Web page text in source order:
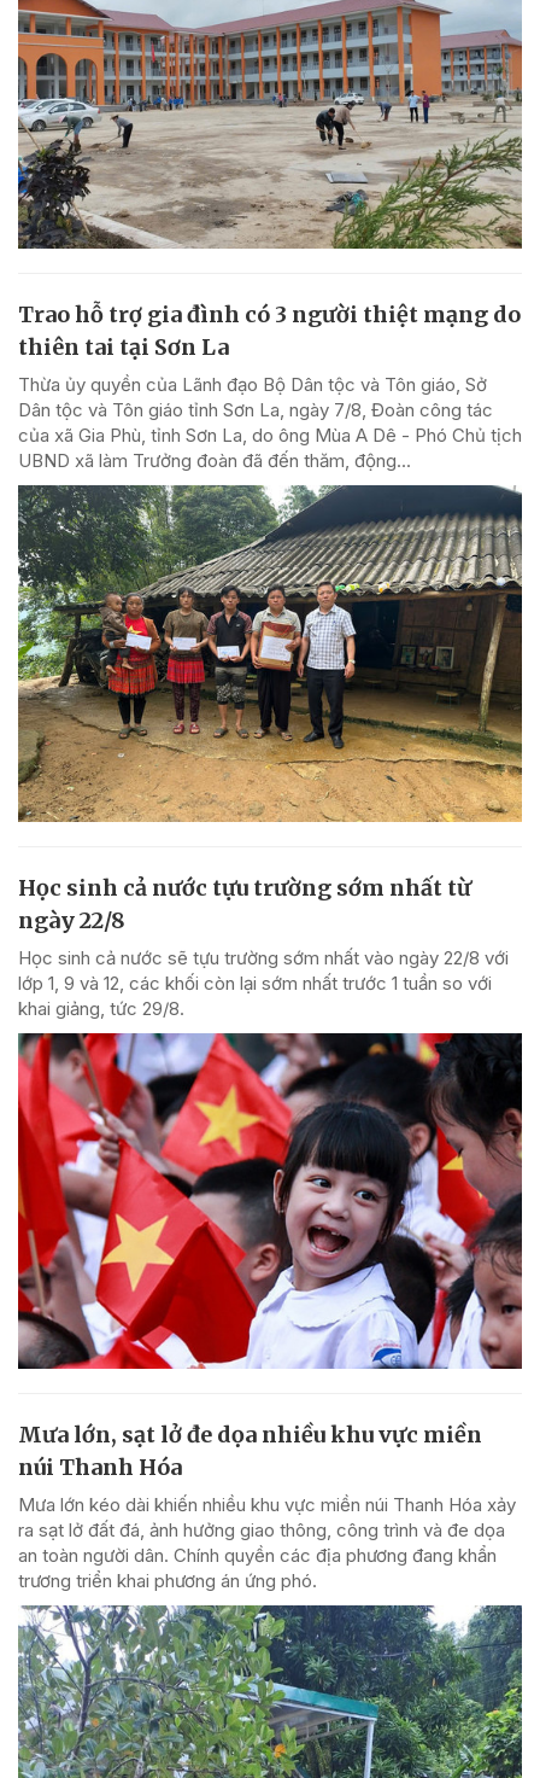
Trao hỗ trợ gia đình có 3 người thiệt mạng do
thiên tai tại Sơn La
Thừa ủy quyền của Lãnh đạo Bộ Dân tộc và Tôn giáo, Sở
Dân tộc và Tôn giáo tỉnh Sơn La, ngày 7/8, Đoàn công tác
của xã Gia Phù, tỉnh Sơn La, do ông Mùa A Dê - Phó Chủ tịch
UBND xã làm Trưởng đoàn đã đến thăm, động...
Học sinh cả nước tựu trường sớm nhất từ
ngày 22/8
Học sinh cả nước sẽ tựu trường sớm nhất vào ngày 22/8 với
lớp 1, 9 và 12, các khối còn lại sớm nhất trước 1 tuần so với
khai giảng, tức 29/8.
Mưa lớn, sạt lở đe dọa nhiều khu vực miền
núi Thanh Hóa
Mưa lớn kéo dài khiến nhiều khu vực miền núi Thanh Hóa xảy
ra sạt lở đất đá, ảnh hưởng giao thông, công trình và đe dọa
an toàn người dân. Chính quyền các địa phương đang khẩn
trương triển khai phương án ứng phó.